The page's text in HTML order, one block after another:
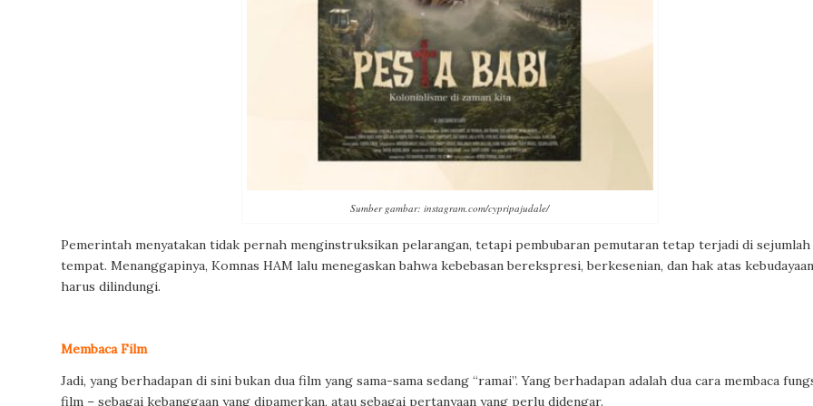
Sumber gambar: instagram.com/cypripajudale/
Pemerintah menyatakan tidak pernah menginstruksikan pelarangan, tetapi pembubaran pemutaran tetap terjadi di sejumlah
tempat. Menanggapinya, Komnas HAM lalu menegaskan bahwa kebebasan berekspresi, berkesenian, dan hak atas kebudayaan
harus dilindungi.
Membaca Film
Jadi, yang berhadapan di sini bukan dua film yang sama-sama sedang “ramai”. Yang berhadapan adalah dua cara membaca
film – sebagai kebanggaan yang dipamerkan, atau sebagai pertanyaan yang perlu didengar.